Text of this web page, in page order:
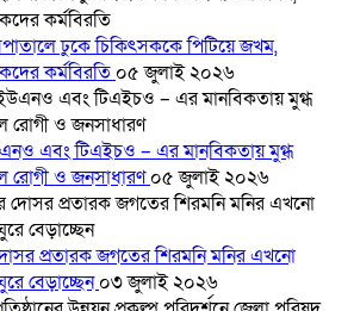
ঢুকে চিকিৎসককে পিটিয়ে জখম,
কর্মবিরতি ০৫ জুলাই ২০২৬
এবং টিএইচও – এর মানবিকতায় মুগ্ধ
রোগী ও জনসাধারণ০৫ জুলাই ২০২৬
প্রতারক জগতের শিরমনি মনির এখনো
বেড়াচ্ছেন০৩ জুলাই ২০২৬